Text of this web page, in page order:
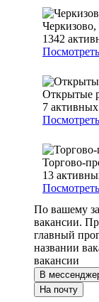
1342
Посмотреть
Открытые
7
Посмотреть
Торгово-
13
Посмотреть
По вашему
вакансии.
главный
названии
вакансии
В
На почту